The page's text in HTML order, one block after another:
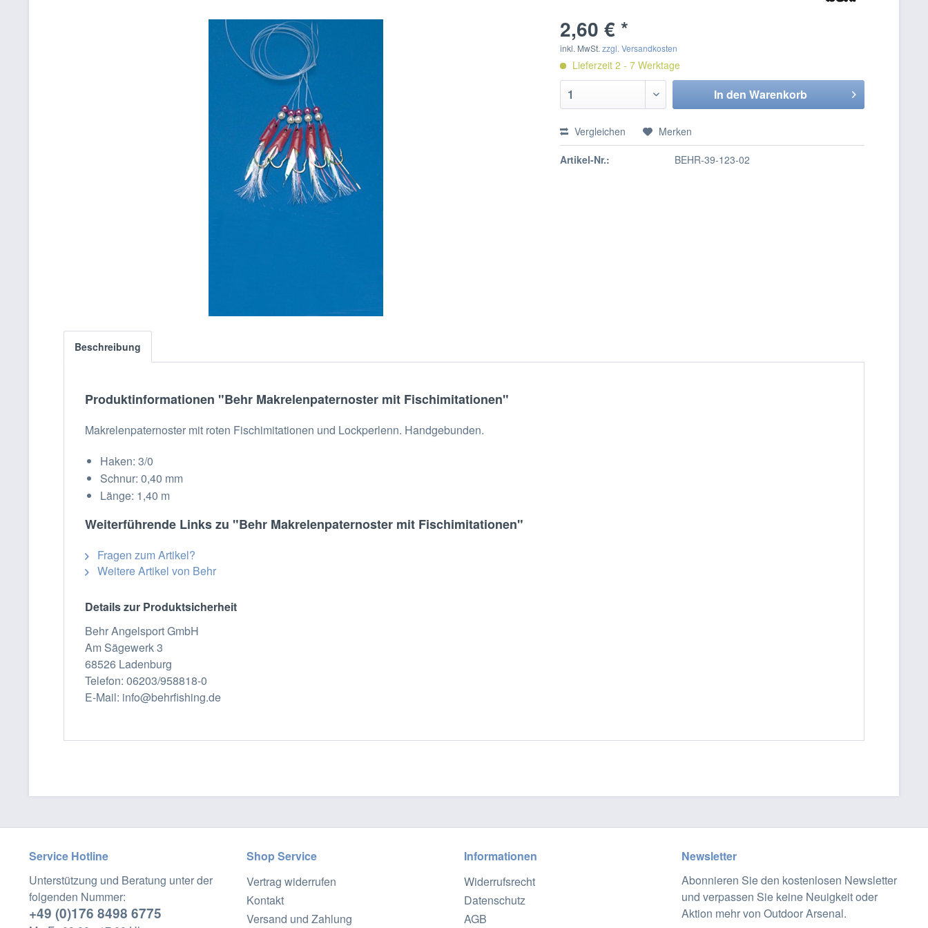
2,60 € *
inkl. MwSt.zzgl. Versandkosten
Lieferzeit 2 - 7 Werktage
In den Warenkorb
Vergleichen Merken
Artikel-Nr.: BEHR-39-123-02
Beschreibung
Produktinformationen "Behr Makrelenpaternoster mit Fischimitationen"
Makrelenpaternoster mit roten Fischimitationen und Lockperlenn. Handgebunden.
Haken: 3/0
Schnur: 0,40 mm
Länge: 1,40 m
Weiterführende Links zu "Behr Makrelenpaternoster mit Fischimitationen"
Fragen zum Artikel?
Weitere Artikel von Behr
Details zur Produktsicherheit
Behr Angelsport GmbH
Am Sägewerk 3
68526 Ladenburg
Telefon: 06203/958818-0
E-Mail: info@behrfishing.de
Service Hotline
Unterstützung und Beratung unter der
folgenden Nummer:
+49 (0)176 8498 6775
Shop Service
Vertrag widerrufen
Kontakt
Versand und Zahlung
Informationen
Widerrufsrecht
Datenschutz
AGB
Newsletter
Abonnieren Sie den kostenlosen Newsletter
und verpassen Sie keine Neuigkeit oder
Aktion mehr von Outdoor Arsenal.